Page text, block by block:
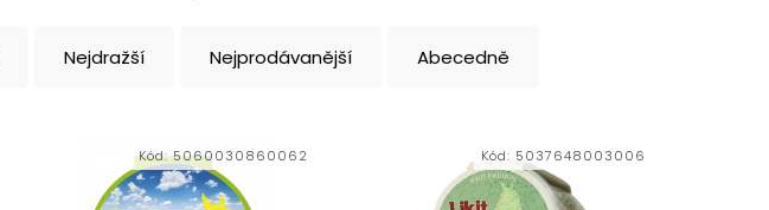
Nejdražší Nejprodávanější Abecedně
Kód:5060030860062 Kód: 5037648003006